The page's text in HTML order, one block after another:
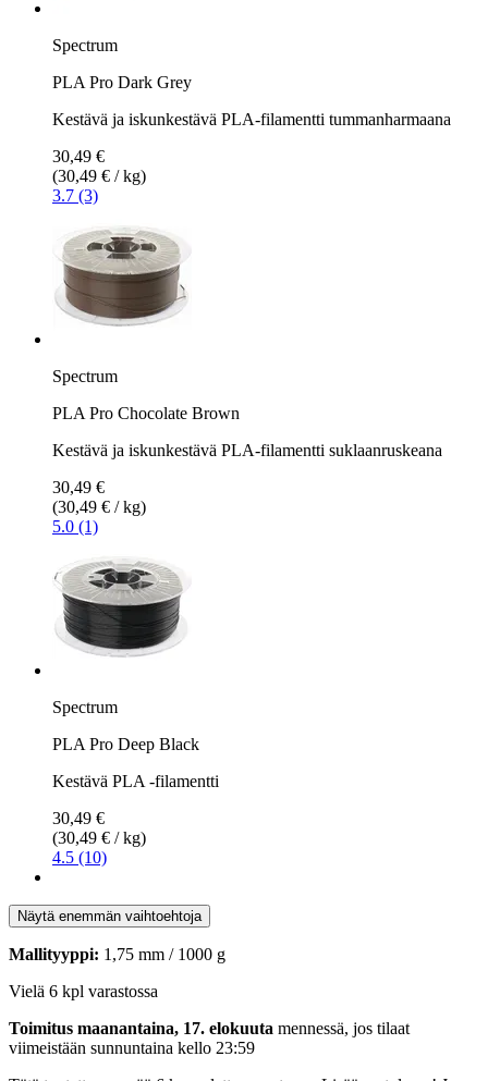
Spectrum
PLA Pro Dark Grey
Kestävä ja iskunkestävä PLA-filamentti tummanharmaana
30,49 €
(30,49 € / kg)
3.7 (3)
Spectrum
PLA Pro Chocolate Brown
Kestävä ja iskunkestävä PLA-filamentti suklaanruskeana
30,49 €
(30,49 € / kg)
5.0 (1)
Spectrum
PLA Pro Deep Black
Kestävä PLA -filamentti
30,49 €
(30,49 € / kg)
4.5 (10)
Näytä enemmän vaihtoehtoja
Mallityyppi: 1,75 mm / 1000 g
Vielä 6 kpl varastossa
Toimitus maanantaina, 17. elokuuta mennessä, jos tilaat
viimeistään sunnuntaina kello 23:59